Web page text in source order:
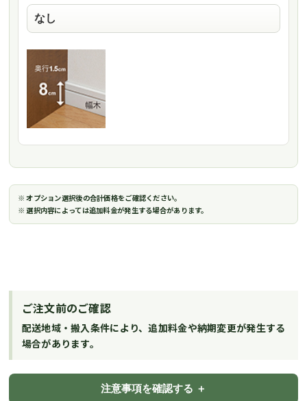
※ オプション選択後の合計価格をご確認ください。
※ 選択内容によっては追加料金が発生する場合があります。
ご注文前のご確認
配送地域・搬入条件により、追加料金や納期変更が発生する
場合があります。
注意事項を確認する